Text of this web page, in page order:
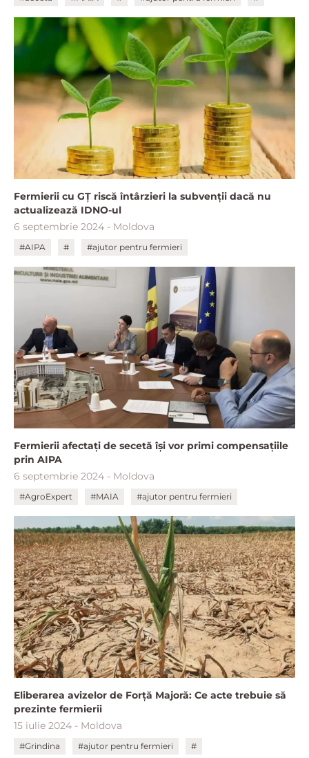
Fermierii cu GȚ riscă întârzieri la subvenții dacă nu
actualizează IDNO-ul
6 septembrie 2024 - Moldova
#AIPA # #ajutor pentru fermieri
Fermierii afectați de secetă își vor primi compensațiile
prin AIPA
6 septembrie 2024 - Moldova
#AgroExpert #MAIA #ajutor pentru fermieri
Eliberarea avizelor de Forță Majoră: Ce acte trebuie să
prezinte fermierii
15 iulie 2024 - Moldova
#Grindina #ajutor pentru fermieri #